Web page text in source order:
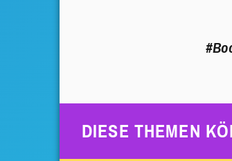
DIESE THEMEN